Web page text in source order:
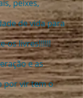
peixes,
de vida para
os livres!!!!!!
e as
por vir tem o